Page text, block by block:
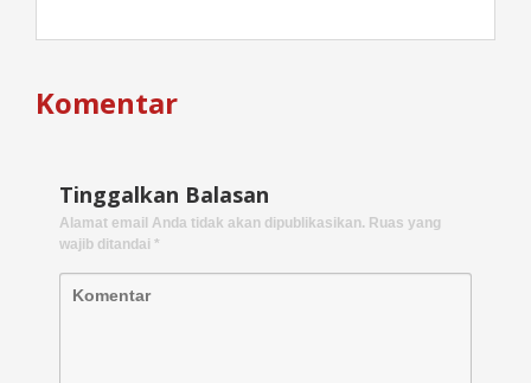
Komentar
Tinggalkan Balasan
Alamat email Anda tidak akan dipublikasikan. Ruas yang
wajib ditandai *